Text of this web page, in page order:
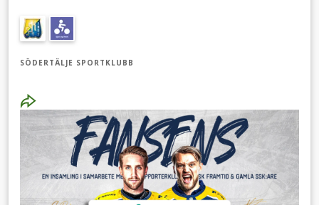
SÖDERTÄLJE SPORTKLUBB